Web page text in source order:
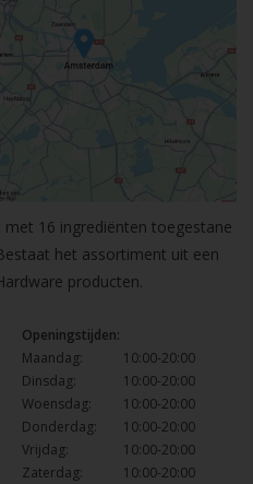
16 ingrediënten toegestane
het assortiment uit een
producten.
Openingstijden:
Maandag:
10:00-20:00
Dinsdag:
10:00-20:00
Woensdag:
10:00-20:00
Donderdag:
10:00-20:00
Vrijdag:
10:00-20:00
Zaterdag:
10:00-20:00